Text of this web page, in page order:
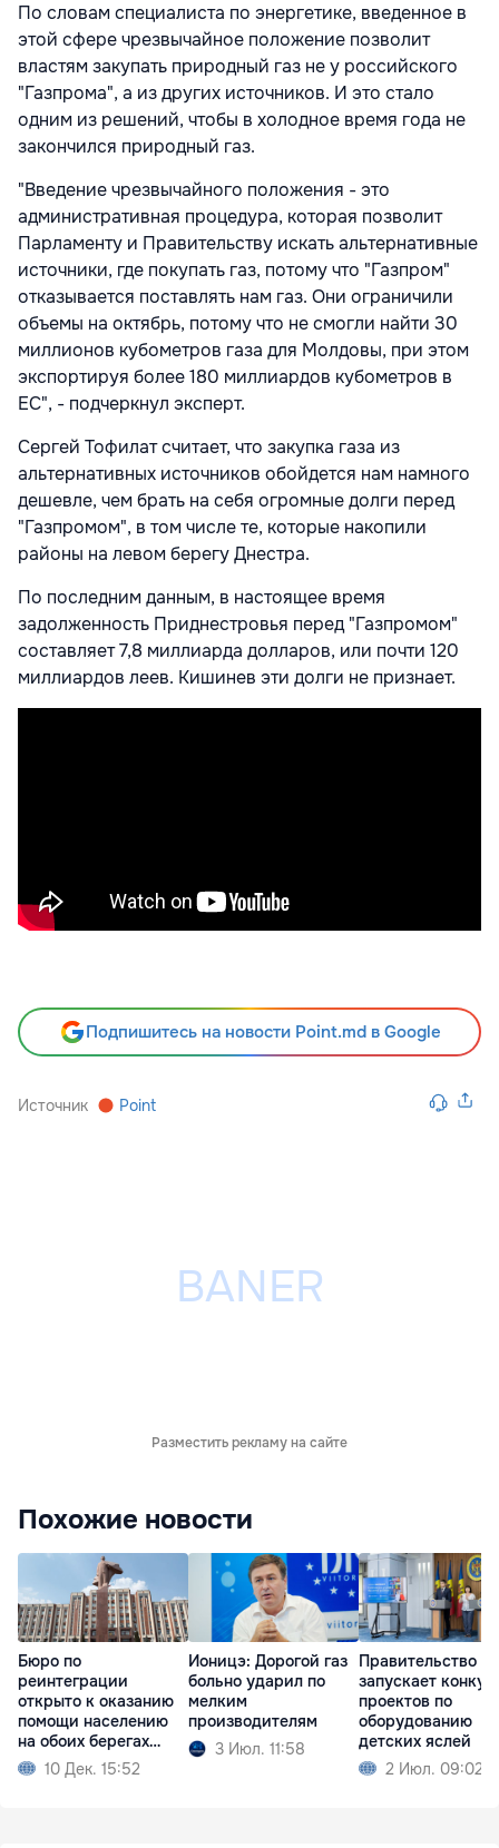
По словам специалиста по энергетике, введенное в
этой сфере чрезвычайное положение позволит
властям закупать природный газ не у российского
"Газпрома", а из других источников. И это стало
одним из решений, чтобы в холодное время года не
закончился природный газ.
"Введение чрезвычайного положения - это
административная процедура, которая позволит
Парламенту и Правительству искать альтернативные
источники, где покупать газ, потому что "Газпром"
отказывается поставлять нам газ. Они ограничили
объемы на октябрь, потому что не смогли найти 30
миллионов кубометров газа для Молдовы, при этом
экспортируя более 180 миллиардов кубометров в
ЕС", - подчеркнул эксперт.
Сергей Тофилат считает, что закупка газа из
альтернативных источников обойдется нам намного
дешевле, чем брать на себя огромные долги перед
"Газпромом", в том числе те, которые накопили
районы на левом берегу Днестра.
По последним данным, в настоящее время
задолженность Приднестровья перед "Газпромом"
составляет 7,8 миллиарда долларов, или почти 120
миллиардов леев. Кишинев эти долги не признает.
Подпишитесь на новости Point.md в Google
Источник Point
Разместить рекламу на сайте
Похожие новости
Бюро по
реинтеграции
открыто к оказанию
помощи населению
на обоих берегах
Днестра
10 Дек. 15:52
Ионицэ: Дорогой газ
больно ударил по
мелким
производителям
3 Июл. 11:58
Правительство
запускает
проектов по
оборудованию
детских яслей
2 Июл. 09:02